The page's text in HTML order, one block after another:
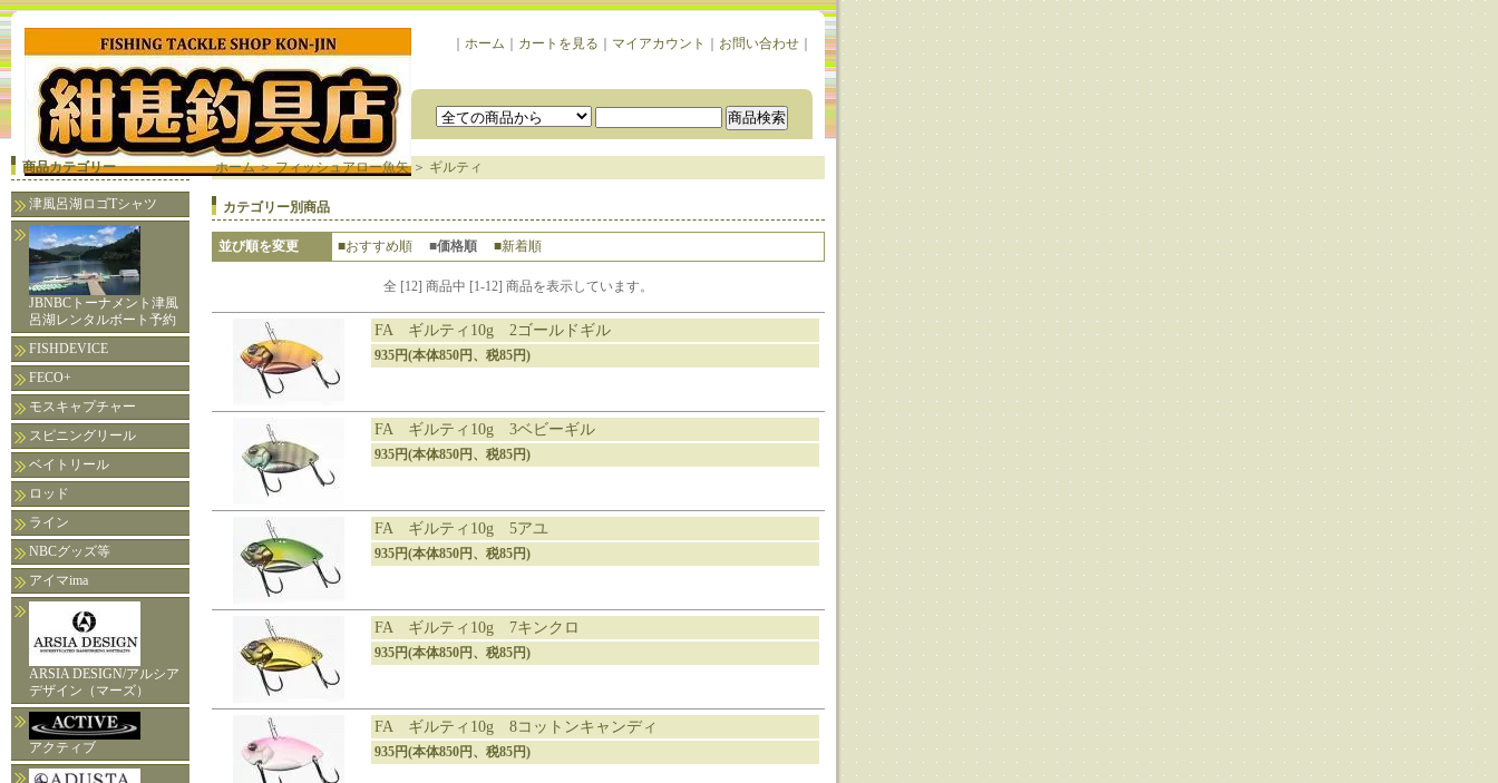
ホーム カートを見る マイアカウント お問い合わせ｜
商品カテゴリー
津風呂湖ロゴTシャツ
JBNBCトーナメント津風
呂湖レンタルボート予約
FISHDEVICE
FECO+
モスキャプチャー
スピニングリール
ベイトリール
ロッド
ライン
NBCグッズ等
アイマima
ARSIA DESIGN/アルシア
デザイン（マーズ）
アクティブ
ホーム＞フィッシュアロー魚矢＞ ギルティ
カテゴリー別商品
並び順を変更 ■おすすめ順 ■価格順 ■新着順
全 [12] 商品中 [1-12] 商品を表示しています。
FA ギルティ10g 2ゴールドギル
935円(本体850円、税85円)
FA ギルティ10g 3ベビーギル
935円(本体850円、税85円)
FA ギルティ10g 5アユ
935円(本体850円、税85円)
FA ギルティ10g 7キンクロ
935円(本体850円、税85円)
FA ギルティ10g 8コットンキャンディ
935円(本体850円、税85円)